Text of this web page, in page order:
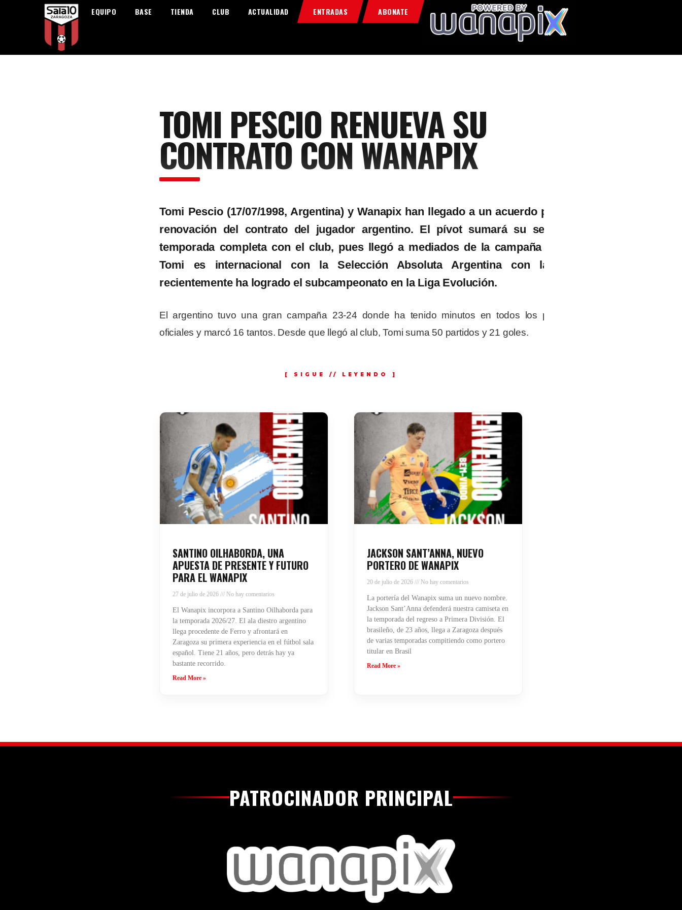
EQUIPO BASE TIENDA CLUB ACTUALIDAD ENTRADAS ABONATE
Home
Food & Drink
TOMI PESCIO RENUEVA SU
CONTRATO CON WANAPIX
Tomi Pescio (17/07/1998, Argentina) y Wanapix han llegado a un acuerdo para la
renovación del contrato del jugador argentino. El pívot sumará su segunda
temporada completa con el club, pues llegó a mediados de la campaña 22-23.
Tomi es internacional con la Selección Absoluta Argentina con la que
recientemente ha logrado el subcampeonato en la Liga Evolución.
El argentino tuvo una gran campaña 23-24 donde ha tenido minutos en todos los partidos
oficiales y marcó 16 tantos. Desde que llegó al club, Tomi suma 50 partidos y 21 goles.
SANTINO OILHABORDA, UNA
APUESTA DE PRESENTE Y FUTURO
PARA EL WANAPIX
27 de julio de 2026 No hay comentarios
El Wanapix incorpora a Santino Oilhaborda para
la temporada 2026/27. El ala diestro argentino
llega procedente de Ferro y afrontará en
Zaragoza su primera experiencia en el fútbol sala
español. Tiene 21 años, pero detrás hay ya
bastante recorrido.
Read More »
JACKSON SANT’ANNA, NUEVO
PORTERO DE WANAPIX
20 de julio de 2026 No hay comentarios
La portería del Wanapix suma un nuevo nombre.
Jackson Sant’Anna defenderá nuestra camiseta en
la temporada del regreso a Primera División. El
brasileño, de 23 años, llega a Zaragoza después
de varias temporadas compitiendo como portero
titular en Brasil
Read More »
PATROCINADOR PRINCIPAL